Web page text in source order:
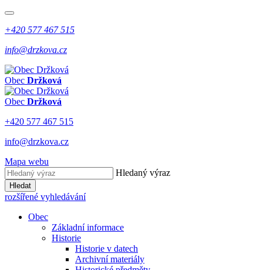
+420 577 467 515
info@drzkova.cz
Obec Držková
Obec Držková
+420 577 467 515
info@drzkova.cz
Mapa webu
Hledaný výraz
Hledat
rozšířené vyhledávání
Obec
Základní informace
Historie
Historie v datech
Archivní materiály